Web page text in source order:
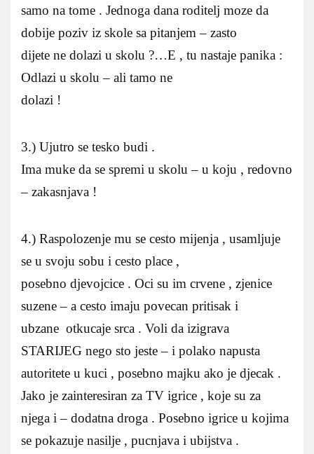
samo na tome . Jednoga dana roditelj moze da
dobije poziv iz skole sa pitanjem – zasto
dijete ne dolazi u skolu ?…E , tu nastaje panika :
Odlazi u skolu – ali tamo ne
dolazi !
3.) Ujutro se tesko budi .
Ima muke da se spremi u skolu – u koju , redovno
– zakasnjava !
4.) Raspolozenje mu se cesto mijenja , usamljuje
se u svoju sobu i cesto place ,
posebno djevojcice . Oci su im crvene , zjenice
suzene – a cesto imaju povecan pritisak i
ubzane otkucaje srca . Voli da izigrava
STARIJEG nego sto jeste – i polako napusta
autoritete u kuci , posebno majku ako je djecak .
Jako je zainteresiran za TV igrice , koje su za
njega i – dodatna droga . Posebno igrice u kojima
se pokazuje nasilje , pucnjava i ubijstva .